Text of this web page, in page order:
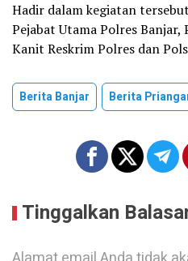
Hadir dalam kegiatan
Pejabat Utama Polres Banjar,
Kanit Reskrim Polres dan
Berita Banjar Berita
Tinggalkan